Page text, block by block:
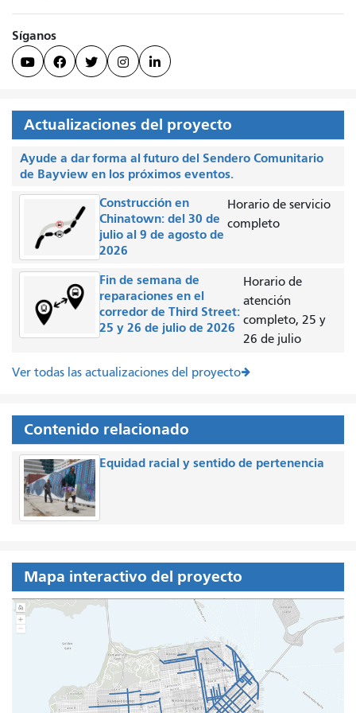
Síganos
    
Actualizaciones del proyecto
Ayude a dar forma al futuro del Sendero Comunitario
de Bayview en los próximos eventos.
Construcción en
Chinatown: del 30 de
julio al 9 de agosto de
2026
Horario de servicio
completo
Fin de semana de
reparaciones en el
corredor de Third Street:
25 y 26 de julio de 2026
Horario de
atención
completo, 25 y
26 de julio
Ver todas las actualizaciones del proyecto
Contenido relacionado
Equidad racial y sentido de pertenencia
Mapa interactivo del proyecto